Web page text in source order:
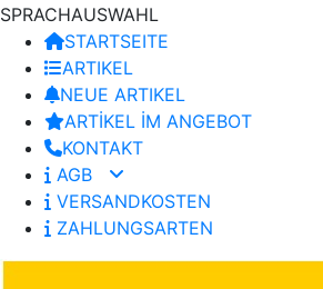
SPRACHAUSWAHL
STARTSEITE
ARTIKEL
NEUE ARTIKEL
ARTİKEL İM ANGEBOT
KONTAKT
AGB
VERSANDKOSTEN
ZAHLUNGSARTEN